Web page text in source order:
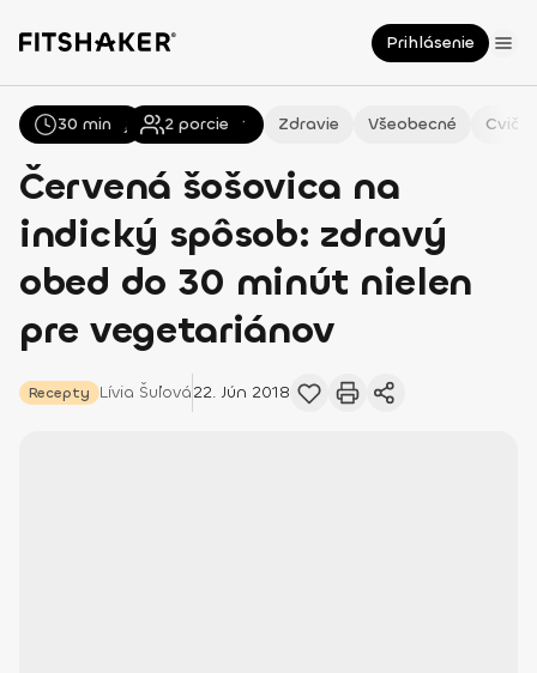
Prihlásenie
Všetky Recepty Zdravie Všeobecné
Červená šošovica na
indický spôsob: zdravý
obed do 30 minút nielen
pre vegetariánov
Recepty Lívia Šuľová22. Jún 2018
30 min 2 porcie